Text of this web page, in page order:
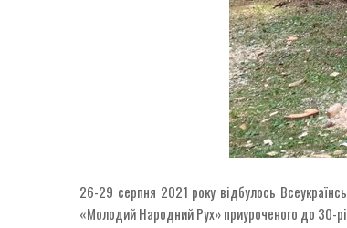
26-29 серпня 2021 року відбулось
«Молодий Народний Рух» приуроченого до 30-